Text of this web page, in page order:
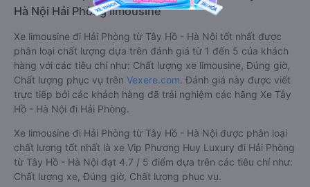
Hà Nội Hải Phòng limousine
Xe limousine đi Hải Phòng từ Tây Hồ - Hà Nội tốt nhất được
phân loại chất lượng dựa trên đánh giá từ 1 đến 5 của khách
hàng với các tiêu chí như: Chất lượng xe limousine, Đúng giờ,
Chất lượng phục vụ trên Vexere.com. Đánh giá này được viết
trực tiếp bởi các khách hàng đã trải nghiệm các hãng Xe Tây
Hồ - Hà Nội đi Hải Phòng.
Xe limousine đi Hải Phòng từ Tây Hồ - Hà Nội được phân loại
chất lượng tốt nhất là xe Vip Phương Huy Luxury đi Hải Phòng
từ Tây Hồ - Hà Nội đạt 4.7 / 5 điểm dựa trên các tiêu chí như:
Chất lượng xe, Đúng giờ, Chất lượng phục vụ.